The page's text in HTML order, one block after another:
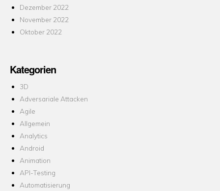
Dezember 2022
November 2022
Oktober 2022
Kategorien
3D
Adversariale Attacken
Agile
Allgemein
Analytics
Android
Animation
API-Testing
Automatisierung